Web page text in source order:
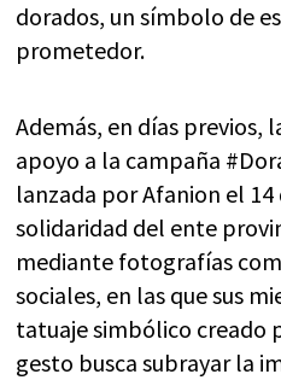
dorados, un símbolo de
prometedor.
Además, en días previos,
apoyo a la campaña
lanzada por Afanion el
solidaridad del ente
mediante fotografías
sociales, en las que sus
tatuaje simbólico creado
gesto busca subrayar la